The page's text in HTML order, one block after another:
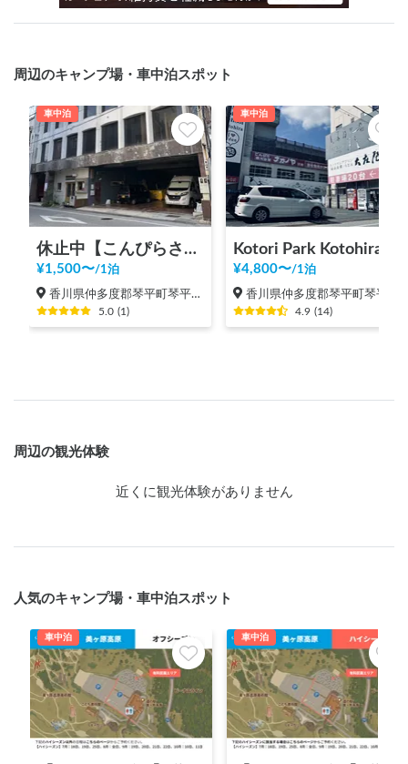
周辺のキャンプ場・車中泊スポット
車中泊
休止中【こんぴらさん参道から歩いてすぐ/屋根あり/AC電源あり/Wi-Fiあり/トイレ併設】Sando Sand. Stand
¥1,500〜/1泊
香川県仲多度郡琴平町琴平町（川西）
5.0 (1)
車中泊
Kotori Park Kotohira
¥4,800〜/1泊
香川県仲多度郡琴平町琴平町（川西）
4.9 (14)
周辺の観光体験
近くに観光体験がありません
人気のキャンプ場・車中泊スポット
車中泊 車中泊